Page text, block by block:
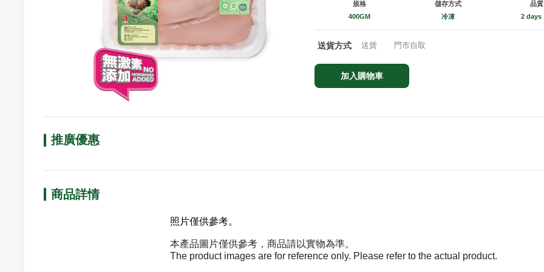
規格
400GM
儲存方式
冷凍
品質
2 days
送貨方式 送貨 門市自取
加入購物車
推廣優惠
商品詳情
照片僅供參考。
本產品圖片僅供參考，商品請以實物為準。
The product images are for reference only. Please refer to the actual product.